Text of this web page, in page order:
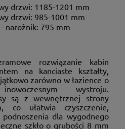
drzwi: 1185-1201 mm
drzwi: 985-1001 mm
narożnik: 795 mm
rozwiązanie kabin
na kanciaste kształty,
zarówno w łazience o
wystroju.
są z wewnętrznej strony
co ułatwia czyszczenie,
dla wygodnego
szkło o grubości 8 mm